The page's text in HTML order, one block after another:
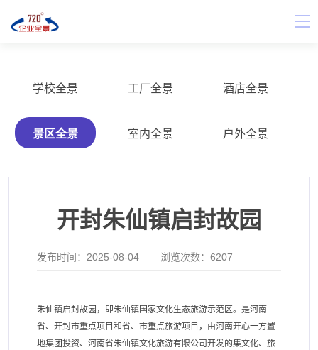
学校全景 工厂全景 酒店全景
景区全景 室内全景 户外全景
开封朱仙镇启封故园
发布时间： 2025-08-04 浏览次数：6207
朱仙镇启封故园，即朱仙镇国家文化生态旅游示范区。是河南
省、开封市重点项目和省、市重点旅游项目，由河南开心一方置
地集团投资、河南省朱仙镇文化旅游有限公司开发的集文化、旅